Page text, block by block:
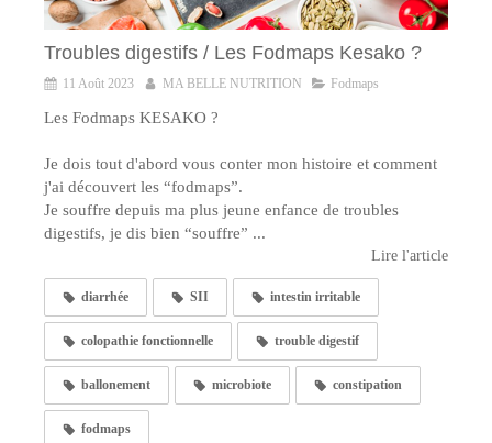
Troubles digestifs / Les Fodmaps Kesako ?
11 Août 2023 MA BELLE NUTRITION Fodmaps
Les Fodmaps KESAKO ?
Je dois tout d'abord vous conter mon histoire et comment
j'ai découvert les “fodmaps”.
Je souffre depuis ma plus jeune enfance de troubles
digestifs, je dis bien “souffre” ...
Lire l'article
diarrhée SII intestin irritable
colopathie fonctionnelle trouble digestif
ballonement microbiote constipation
fodmaps